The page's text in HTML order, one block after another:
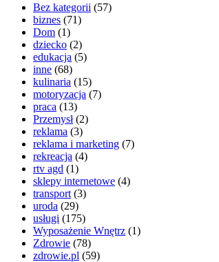
Bez kategorii (57)
biznes (71)
Dom (1)
dziecko (2)
edukacja (5)
inne (68)
kulinaria (15)
motoryzacja (7)
praca (13)
Przemysł(2)
reklama (3)
reklama i marketing (7)
rekreacja (4)
rtv agd (1)
sklepy internetowe (4)
transport (3)
uroda (29)
usługi (175)
Wyposażenie Wnętrz (1)
Zdrowie (78)
zdrowie.pl (59)